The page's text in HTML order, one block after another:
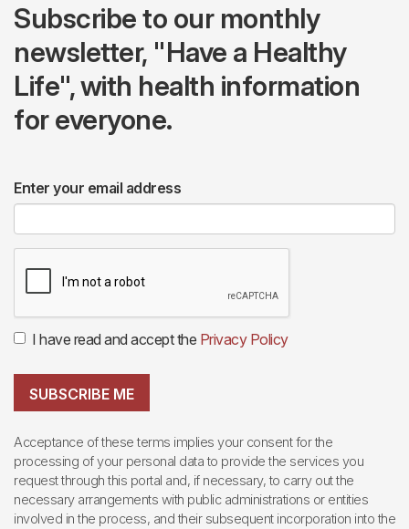
Subscribe to our monthly
newsletter, "Have a Healthy
Life", with health information
for everyone.
Enter your email address
I have read and accept the Privacy Policy
SUBSCRIBE ME
Acceptance of these terms implies your consent for the
processing of your personal data to provide the services you
request through this portal and, if necessary, to carry out the
necessary arrangements with public administrations or entities
involved in the process, and their subsequent incorporation into the